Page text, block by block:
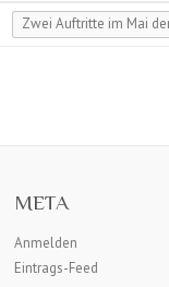
Zwei Auftritte im Mai
META
Anmelden
Eintrags-Feed